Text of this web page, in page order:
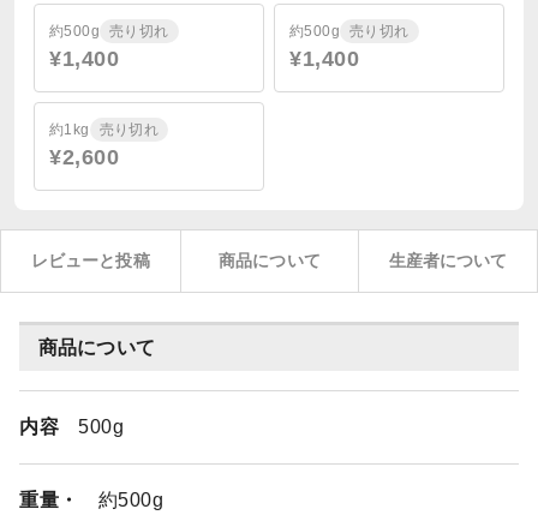
約500g 売り切れ
¥1,400
約500g 売り切れ
¥1,400
約1kg 売り切れ
¥2,600
レビューと投稿 商品について 生産者について
商品について
内容 500g
重量・
約500g